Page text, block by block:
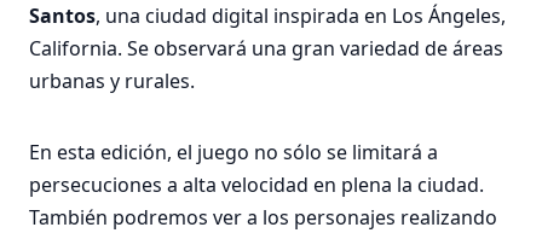
Santos, una ciudad digital inspirada en Los Ángeles,
California. Se observará una gran variedad de áreas
urbanas y rurales.
En esta edición, el juego no sólo se limitará a
persecuciones a alta velocidad en plena la ciudad.
También podremos ver a los personajes realizando